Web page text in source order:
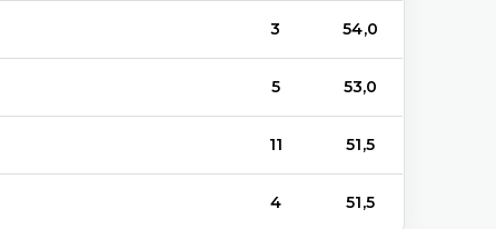
3 54,0
5 53,0
11 51,5
4 51,5